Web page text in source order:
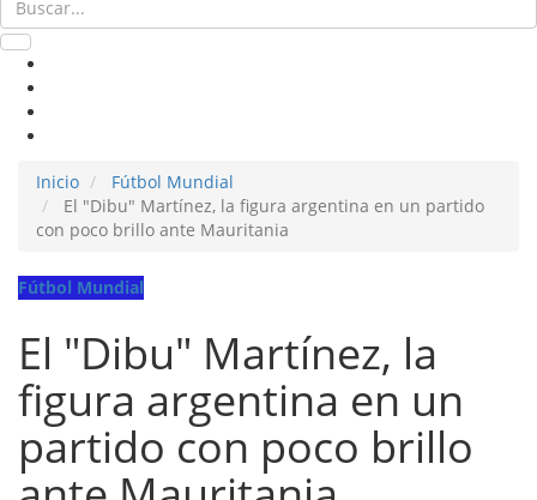
Inicio
Fútbol Mundial
El "Dibu" Martínez, la figura argentina en un partido
con poco brillo ante Mauritania
Fútbol Mundial
El "Dibu" Martínez, la
figura argentina en un
partido con poco brillo